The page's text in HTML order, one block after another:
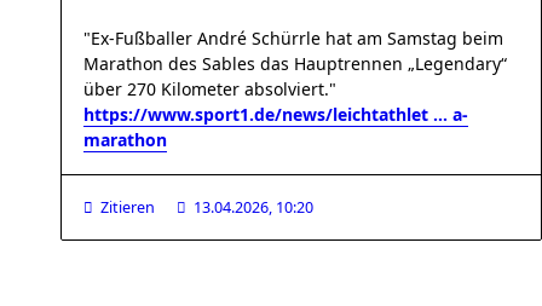
"Ex-Fußballer André Schürrle hat am Samstag beim
Marathon des Sables das Hauptrennen „Legendary“
über 270 Kilometer absolviert."
https://www.sport1.de/news/leichtathlet ... a-
marathon
Zitieren 13.04.2026, 10:20